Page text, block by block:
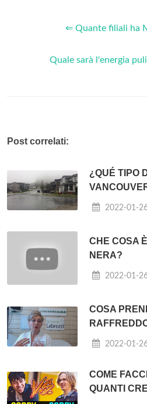
⇐ Quante filiali ha
Quale sarà l'energia
Post correlati:
¿QUÉ TIPO
2022-01-
CHE COSA
NERA?
2022-01-
COSA
2022-01-
COME
QUANTI